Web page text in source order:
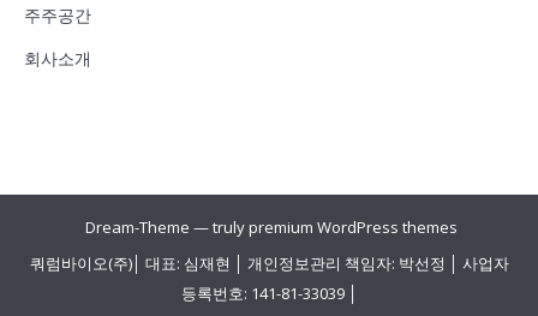
주주공간
회사소개
Dream-Theme — trulypremium WordPress themes
쿼럼바이오(주)│ 대표: 심재현 │ 개인정보관리 책임자: 박선정 │ 사업자
등록번호: 141-81-33039 │